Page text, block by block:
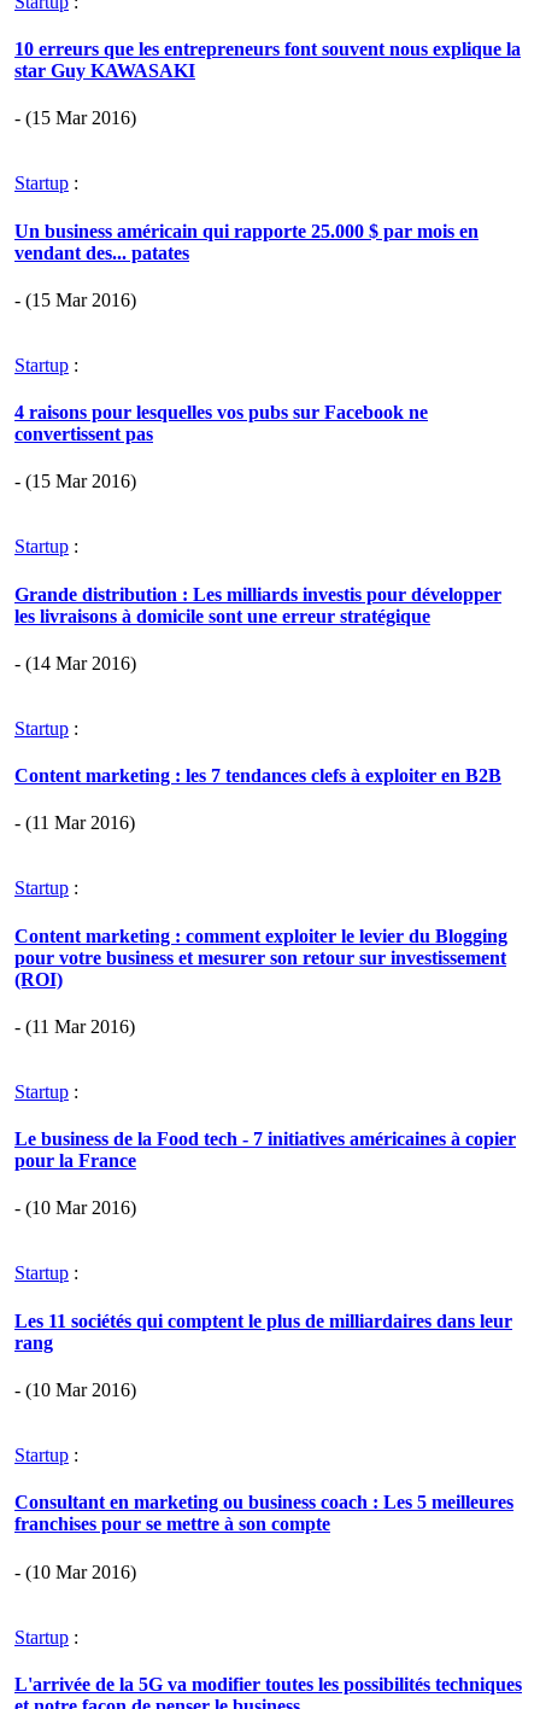
10 erreurs que les entrepreneurs font souvent nous explique la
star Guy KAWASAKI
- (15 Mar 2016)
Startup :
Un business américain qui rapporte 25.000 $ par mois en
vendant des... patates
- (15 Mar 2016)
Startup :
4 raisons pour lesquelles vos pubs sur Facebook ne
convertissent pas
- (15 Mar 2016)
Startup :
Grande distribution : Les milliards investis pour développer
les livraisons à domicile sont une erreur stratégique
- (14 Mar 2016)
Startup :
Content marketing : les 7 tendances clefs à exploiter en B2B
- (11 Mar 2016)
Startup :
Content marketing : comment exploiter le levier du Blogging
pour votre business et mesurer son retour sur investissement
(ROI)
- (11 Mar 2016)
Startup :
Le business de la Food tech - 7 initiatives américaines à copier
pour la France
- (10 Mar 2016)
Startup :
Les 11 sociétés qui comptent le plus de milliardaires dans leur
rang
- (10 Mar 2016)
Startup :
Consultant en marketing ou business coach : Les 5 meilleures
franchises pour se mettre à son compte
- (10 Mar 2016)
Startup :
L'arrivée de la 5G va modifier toutes les possibilités techniques